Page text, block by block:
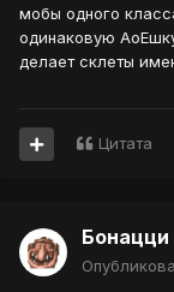
мобы одного
одинаковую
делает склеты
Цитата
Бонацци